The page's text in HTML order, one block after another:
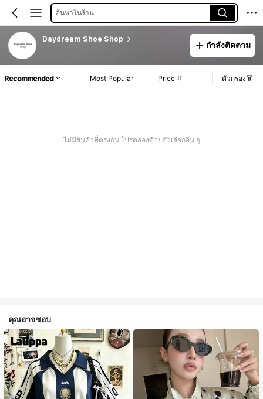
ค้นหาในร้าน
Daydream Shoe Shop
กำลังติดตาม
Recommended Most Popular Price ตัวกรอง
ไม่มีสินค้าที่ตรงกัน โปรดลองด้วยตัวเลือกอื่น ๆ
คุณอาจชอบ